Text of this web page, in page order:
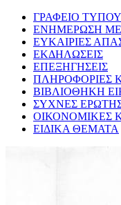
ΓΡΑΦΕΙΟ ΤΥΠΟΥ
ΕΝΗΜΕΡΩΣΗ
ΕΥΚΑΙΡΙΕΣ
ΕΚΔΗΛΩΣΕΙΣ
ΕΠΕΞΗΓΗΣΕΙΣ
ΠΛΗΡΟΦΟΡΙΕΣ
ΒΙΒΛΙΟΘΗΚΗ
ΣΥΧΝΕΣ
ΟΙΚΟΝΟΜΙΚΕΣ
ΕΙΔΙΚΑ ΘΕΜΑΤΑ